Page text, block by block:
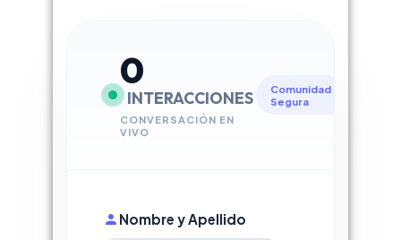
0
INTERACCIONES
CONVERSACIÓN EN
VIVO
Comunidad
Segura
Nombre y Apellido